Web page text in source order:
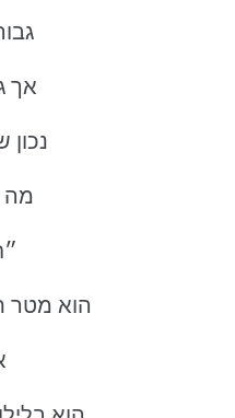
אך
נכון
מה
הוא מטר